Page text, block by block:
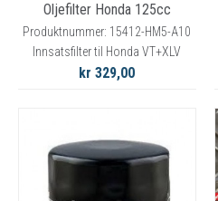
Oljefilter Honda 125cc
Produktnummer: 15412-HM5-A10
Innsatsfilter til Honda VT+XLV
kr 329,00